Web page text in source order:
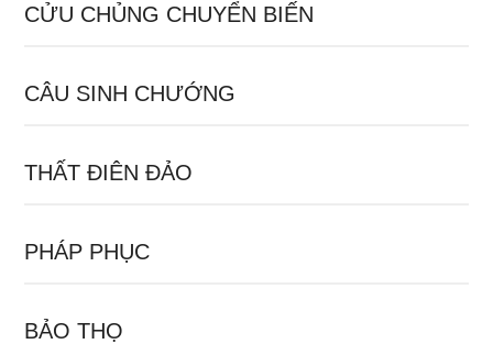
CỬU CHỦNG CHUYỂN BIẾN
CÂU SINH CHƯỚNG
THẤT ĐIÊN ĐẢO
PHÁP PHỤC
BẢO THỌ